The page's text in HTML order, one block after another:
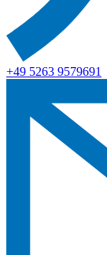
+49 5263 9579691